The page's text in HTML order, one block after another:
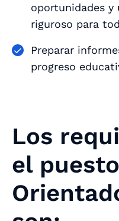
oportunidades y
riguroso para
Preparar
progreso
Los
el